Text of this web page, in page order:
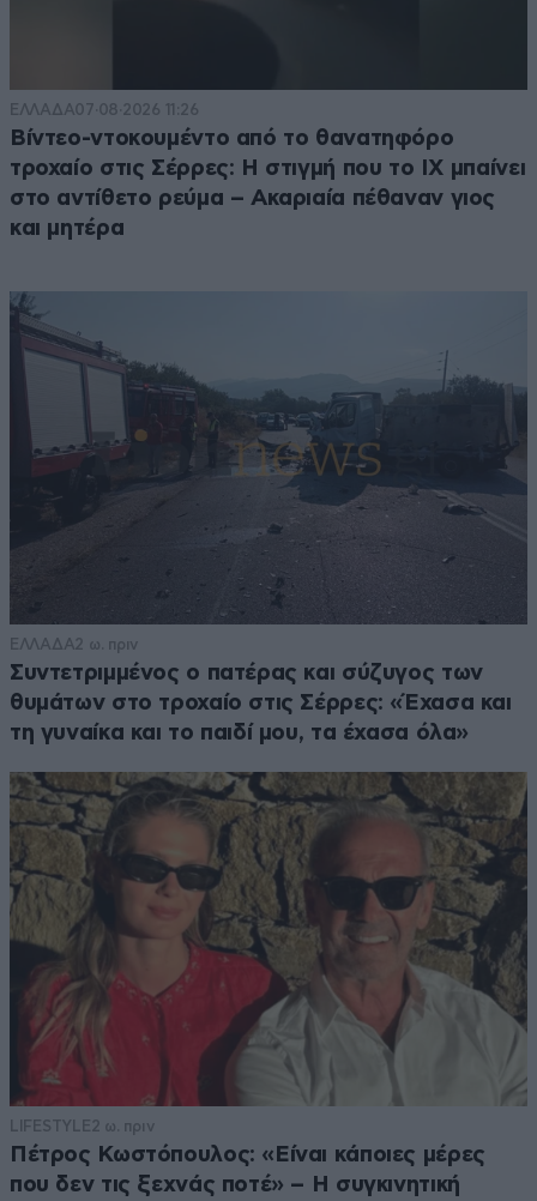
ΕΛΛΑΔΑ07·08·2026 11:26
Βίντεο-ντοκουμέντο από το θανατηφόρο
τροχαίο στις Σέρρες: Η στιγμή που το ΙΧ μπαίνει
στο αντίθετο ρεύμα – Ακαριαία πέθαναν γιος
και μητέρα
ΕΛΛΑΔΑ2 ω. πριν
Συντετριμμένος ο πατέρας και σύζυγος των
θυμάτων στο τροχαίο στις Σέρρες: «Έχασα και
τη γυναίκα και το παιδί μου, τα έχασα όλα»
LIFESTYLE 2 ω. πριν
Πέτρος Κωστόπουλος: «Είναι κάποιες μέρες
που δεν τις ξεχνάς ποτέ» – Η συγκινητική